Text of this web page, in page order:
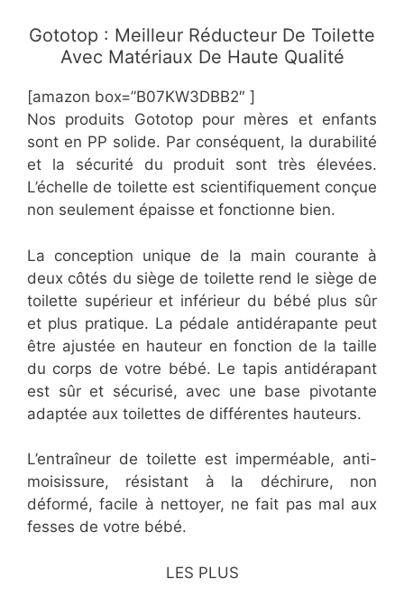
Gototop : Meilleur Réducteur De Toilette
Avec Matériaux De Haute Qualité
[amazon box=”​B07KW3DBB2″ ]
Nos produits Gototop pour mères et enfants
sont en PP solide. Par conséquent, la durabilité
et la sécurité du produit sont très élevées.
L’échelle de toilette est scientifiquement conçue
non seulement épaisse et fonctionne bien.
La conception unique de la main courante à
deux côtés du siège de toilette rend le siège de
toilette supérieur et inférieur du bébé plus sûr
et plus pratique. La pédale antidérapante peut
être ajustée en hauteur en fonction de la taille
du corps de votre bébé. Le tapis antidérapant
est sûr et sécurisé, avec une base pivotante
adaptée aux toilettes de différentes hauteurs.
L’entraîneur de toilette est imperméable, anti-
moisissure, résistant à la déchirure, non
déformé, facile à nettoyer, ne fait pas mal aux
fesses de votre bébé.
LES PLUS